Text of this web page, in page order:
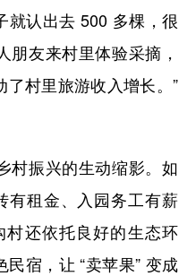
就认出去 500 多棵，很
朋友来村里体验采摘，
村里旅游收入增长。”
振兴的生动缩影。如
有租金、入园务工有薪
村还依托良好的生态环
宿，让 “卖苹果” 变成